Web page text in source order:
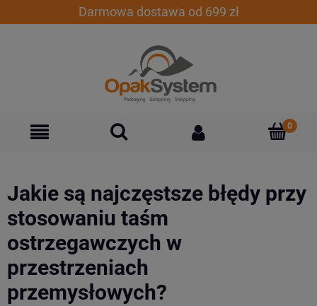
Darmowa dostawa od 699 zł
Jakie są najczęstsze błędy przy
stosowaniu taśm
ostrzegawczych w
przestrzeniach
przemysłowych?